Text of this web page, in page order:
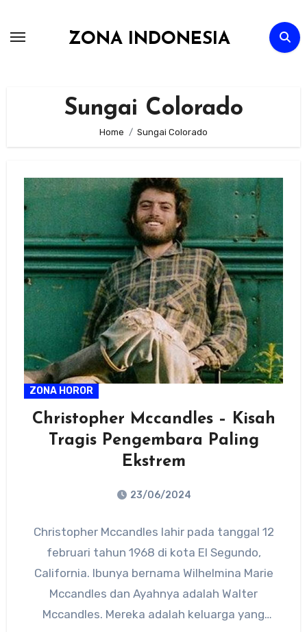
ZONA INDONESIA
Sungai Colorado
Home Sungai Colorado
ZONA HOROR
Christopher Mccandles – Kisah
Tragis Pengembara Paling
Ekstrem
23/06/2024
Comments
Christopher Mccandles lahir pada tanggal 12
februari tahun 1968 di kota El Segundo,
California. Ibunya bernama Wilhelmina Marie
Mccandles dan Ayahnya adalah Walter
Mccandles. Mereka adalah keluarga yang